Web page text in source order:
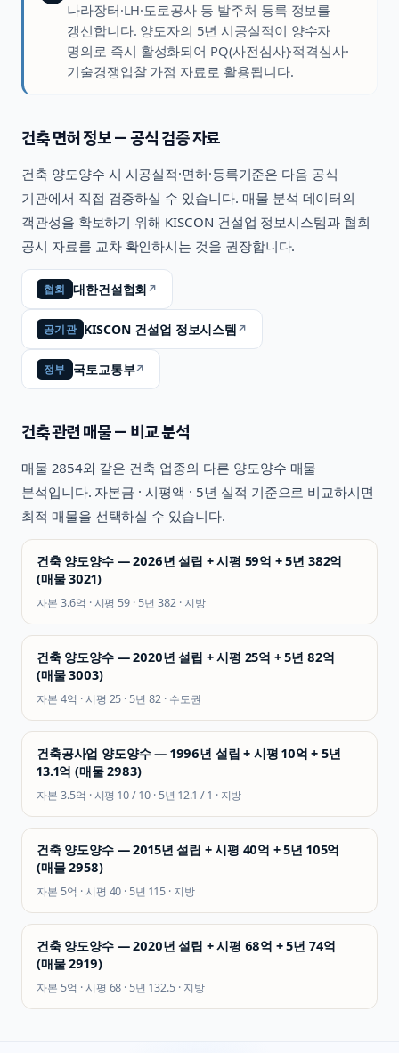
나라장터·LH·도로공사 등 발주처 등록 정보를
갱신합니다. 양도자의 5년 시공실적이 양수자
명의로 즉시 활성화되어 PQ(사전심사)·적격심사·
기술경쟁입찰 가점 자료로 활용됩니다.
건축면허 정보 — 공식 검증 자료
건축 양도양수 시 시공실적·면허·등록기준은 다음 공식
기관에서 직접 검증하실 수 있습니다. 매물 분석 데이터의
객관성을 확보하기 위해 KISCON 건설업 정보시스템과 협회
공시 자료를 교차 확인하시는 것을 권장합니다.
협회 대한건설협회↗
공기관 KISCON 건설업 정보시스템↗
정부 국토교통부↗
건축관련 매물 — 비교 분석
매물 2854와 같은 건축 업종의 다른 양도양수 매물
분석입니다. 자본금 · 시평액 · 5년 실적 기준으로 비교하시면
최적 매물을 선택하실 수 있습니다.
건축 양도양수 — 2026년 설립 + 시평 59억 + 5년 382억
(매물 3021)
자본 3.6억 · 시평 59 · 5년382· 지방
건축 양도양수 — 2020년 설립 + 시평 25억 + 5년 82억
(매물 3003)
자본 4억 · 시평 25 · 5년82 · 수도권
건축공사업 양도양수 — 1996년 설립 + 시평 10억 + 5년
13.1억 (매물 2983)
자본 3.5억 · 시평10 / 10 · 5년 12.1 / 1 · 지방
건축 양도양수 — 2015년 설립 + 시평 40억 + 5년 105억
(매물 2958)
자본 5억 · 시평 40 · 5년115 · 지방
건축 양도양수 — 2020년 설립 + 시평 68억 + 5년 74억
(매물 2919)
자본 5억 · 시평 68 · 5년132.5· 지방